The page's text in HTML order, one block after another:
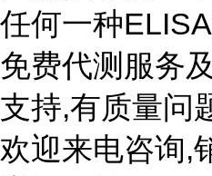
任何一种
免费代测服务
支持,有质量问
欢迎来电咨询,